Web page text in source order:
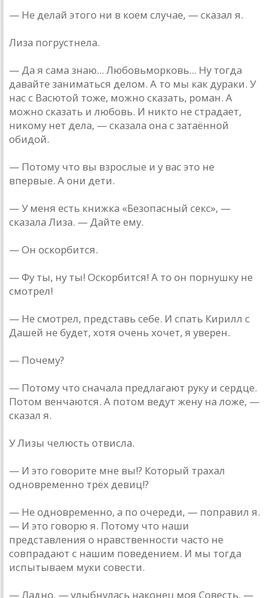
— Не делай этого ни в коем случае, — сказал я.
Лиза погрустнела.
— Да я сама знаю... Любовь­морковь... Ну тогда
давайте заниматься делом. А то мы как дураки. У
нас с Васютой тоже, можно сказать, роман. А
можно сказать и любовь. И никто не страдает,
никому нет дела, — сказала она с затаённой
обидой.
— Потому что вы взрослые и у вас это не
впервые. А они дети.
— У меня есть книжка «Безопасный секс», —
сказала Лиза. — Дайте ему.
— Он оскорбится.
— Фу ты, ну ты! Оскорбится! А то он порнушку не
смотрел!
— Не смотрел, представь себе. И спать Кирилл с
Дашей не будет, хотя очень хочет, я уверен.
— Почему?
— Потому что сначала предлагают руку и сердце.
Потом венчаются. А потом ведут жену на ложе, —
сказал я.
У Лизы челюсть отвисла.
— И это говорите мне вы!? Который трахал
одновременно трёх девиц!?
— Не одновременно, а по очереди, — поправил я.
— И это говорю я. Потому что наши
представления о нравственности часто не
совпрадают с нашим поведением. И мы тогда
испытываем муки совести.
— Ладно, — улыбнулась наконец моя Совесть. —